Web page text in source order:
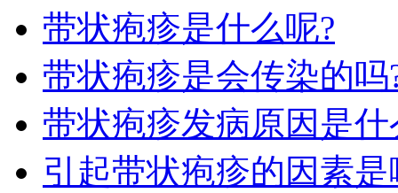
带状疱疹是什么呢?
带状疱疹是会传染的吗
带状疱疹发病原因是什
引起带状疱疹的因素是